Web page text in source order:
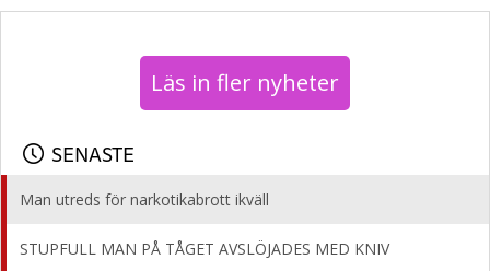
Läs in fler nyheter
SENASTE
Man utreds för narkotikabrott ikväll
STUPFULL MAN PÅ TÅGET AVSLÖJADES MED KNIV